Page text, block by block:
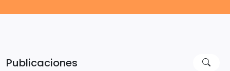
Publicaciones